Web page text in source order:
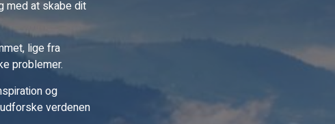
med at skabe dit
lige fra
problemer.
og
verdenen